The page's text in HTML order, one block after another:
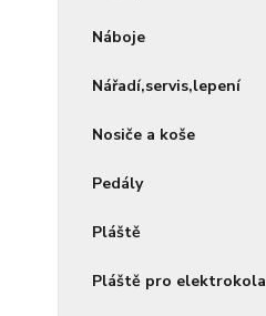
Náboje
Nářadí,servis,lepení
Nosiče a koše
Pedály
Pláště
Pláště pro elektrokola